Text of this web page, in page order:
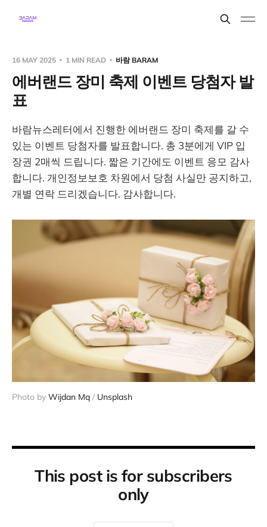
16 MAY 2025 1 MIN READ 바람 BARAM
에버랜드 장미 축제 이벤트 당첨자 발
표
바람뉴스레터에서 진행한 에버랜드 장미 축제를 갈 수
있는 이벤트 당첨자를 발표합니다. 총 3분에게 VIP 입
장권 2매씩 드립니다. 짧은 기간에도 이벤트 응모 감사
합니다. 개인정보보호 차원에서 당첨 사실만 공지하고,
개별 연락 드리겠습니다. 감사합니다.
Photo by Wijdan Mq / Unsplash
This post is for subscribers
only